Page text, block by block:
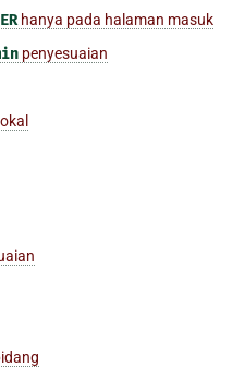
hanya pada halaman masuk
penyesuaian